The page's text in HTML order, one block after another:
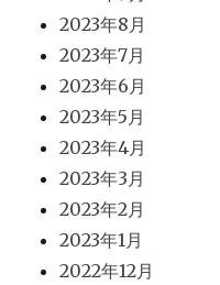
2023年8月
2023年7月
2023年6月
2023年5月
2023年4月
2023年3月
2023年2月
2023年1月
2022年12月